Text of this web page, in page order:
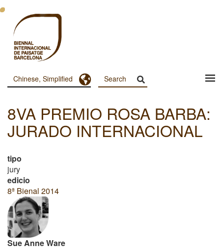
跳
Menu
Principal
Dashboard
Chinese, Simplified Toggle Dropdown
8VA PREMIO ROSA BARBA:
JURADO INTERNACIONAL
tipo
jury
edicio
8ª Bienal 2014
Sue Anne Ware